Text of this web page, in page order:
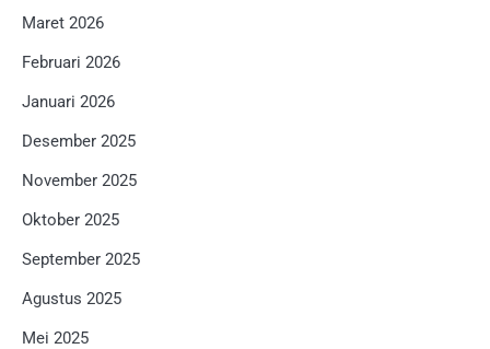
Maret 2026
Februari 2026
Januari 2026
Desember 2025
November 2025
Oktober 2025
September 2025
Agustus 2025
Mei 2025